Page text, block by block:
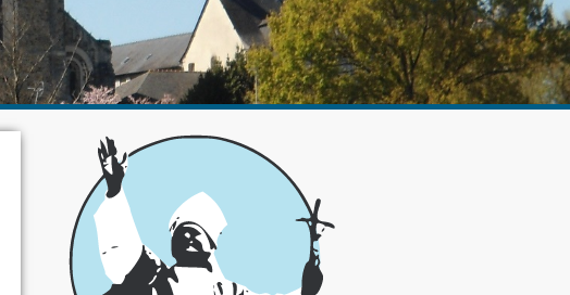
M.E.J. et Scoutisme
Pastorale de la santé
Solidarité